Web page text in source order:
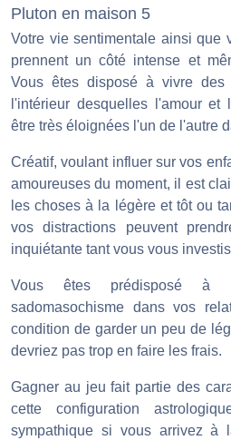
Pluton en maison 5
Votre vie sentimentale ainsi que
prennent un côté intense et
Vous êtes disposé à vivre des
l'intérieur desquelles l'amour
être très éloignées l'un de l'autre
Créatif, voulant influer sur vos
amoureuses du moment, il est
les choses à la légère et tôt ou
vos distractions peuvent
inquiétante tant vous vous
Vous êtes prédisposé
sadomasochisme dans vos
condition de garder un peu de
devriez pas trop en faire les frais.
Gagner au jeu fait partie des
cette configuration
sympathique si vous arrivez à